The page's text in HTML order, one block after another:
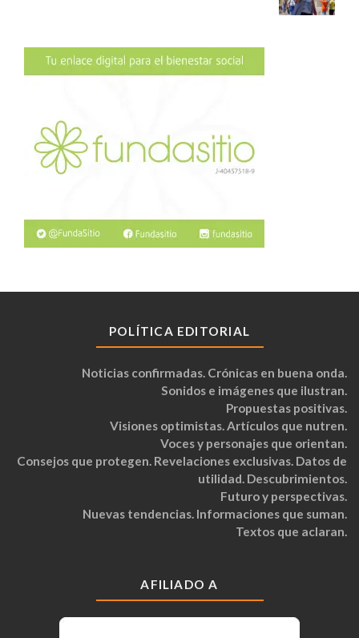
POLÍTICA EDITORIAL
Noticias confirmadas. Crónicas en buena onda.
Sonidos e imágenes que ilustran.
Propuestas positivas.
Visiones optimistas. Artículos que nutren.
Voces y personajes que orientan.
Consejos que protegen. Revelaciones exclusivas. Datos de
utilidad. Descubrimientos.
Futuro y perspectivas.
Nuevas tendencias. Informaciones que suman.
Textos que aclaran.
AFILIADO A